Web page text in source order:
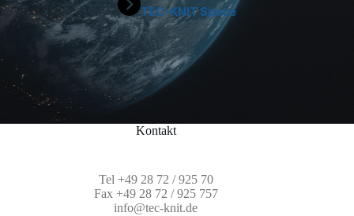
TEC-KNIT Space
Kontakt
Tel +49 28 72 / 925 70
Fax +49 28 72 / 925 757
info@tec-knit.de